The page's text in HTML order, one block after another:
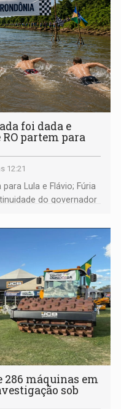
foi dada e
partem para
12:21
Lula e Flávio; Fúria
do governador
faz evento em
286 máquinas em
sob